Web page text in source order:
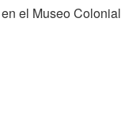
el Museo Colonial